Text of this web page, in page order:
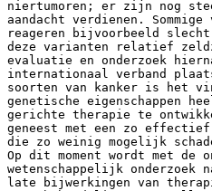
niertumoren; er zijn nog
aandacht verdienen.
reageren bijvoorbeeld
deze varianten relatief
evaluatie en onderzoek
internationaal verband
soorten van kanker is het
genetische eigenschappen
gerichte therapie te
geneest met een zo
die zo weinig mogelijk
Op dit moment wordt met de
wetenschappelijk onderzoek
late bijwerkingen van